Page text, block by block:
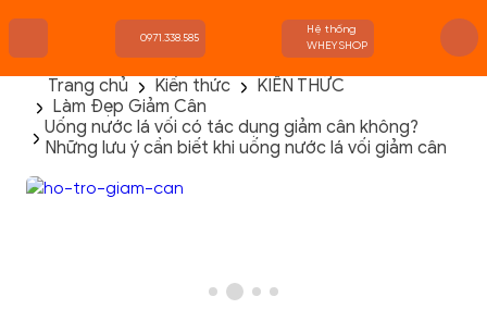
TRANG CHỦ
FLASH SALE
THANH LÝ
DANH MỤC SẢN PHẨM
0971.338.585
Hệ thống
WHEYSHOP
Trang chủ Kiến thức
KIẾN THỨC
Làm Đẹp Giảm Cân
Uống nước lá vối có tác dụng giảm cân không?
Những lưu ý cần biết khi uống nước lá vối giảm cân